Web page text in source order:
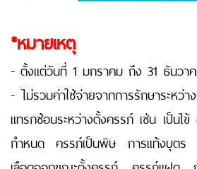
*หมายเหตุ
- ตั้งแต่วันที่ 1 มกราคม ถึง 31 ธันวา
- ไม่รวมค่าใช้จ่ายจากการรักษาระหว่
แทรกซ้อนระหว่างตั้งครรภ์ เช่น เป็นไ
กำหนด ครรภ์เป็นพิษ การแท้งบุตร